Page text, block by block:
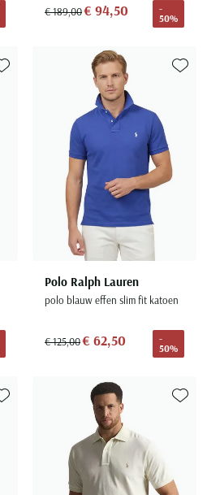
€ 189,00€ 94,50
-
50%
Toevoegen aan favorieten
Polo Ralph Lauren
polo blauw effen slim fit katoen
€ 125,00€ 62,50
-
50%
Toevoegen aan favorieten